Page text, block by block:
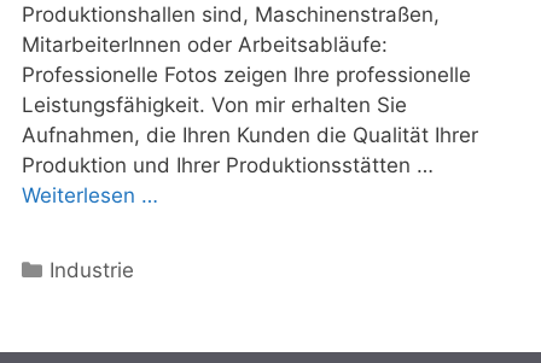
Produktionshallen sind, Maschinenstraßen,
MitarbeiterInnen oder Arbeitsabläufe:
Professionelle Fotos zeigen Ihre professionelle
Leistungsfähigkeit. Von mir erhalten Sie
Aufnahmen, die Ihren Kunden die Qualität Ihrer
Produktion und Ihrer Produktionsstätten …
Weiterlesen …
Kategorien
Industrie